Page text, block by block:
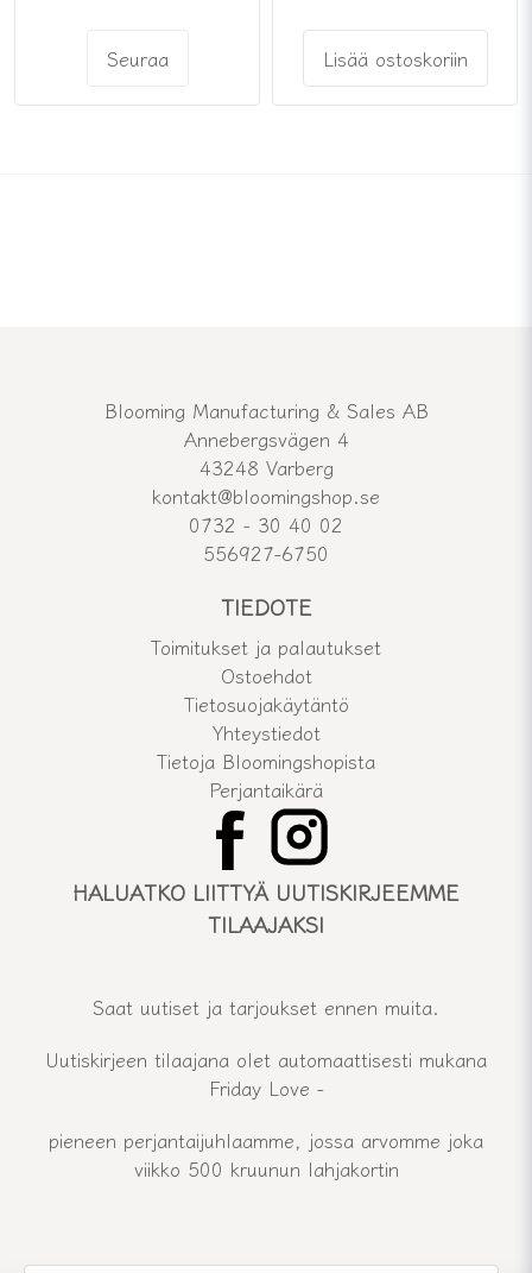
Seuraa Lisää ostoskoriin
Blooming Manufacturing & Sales AB
Annebergsvägen 4
43248 Varberg
kontakt@bloomingshop.se
0732 - 30 40 02
556927-6750
TIEDOTE
Toimitukset ja palautukset
Ostoehdot
Tietosuojakäytäntö
Yhteystiedot
Tietoja Bloomingshopista
Perjantaikärä
HALUATKO LIITTYÄ UUTISKIRJEEMME
TILAAJAKSI
Saat uutiset ja tarjoukset ennen muita.
Uutiskirjeen tilaajana olet automaattisesti mukana
Friday Love -
pieneen perjantaijuhlaamme, jossa arvomme joka
viikko 500 kruunun lahjakortin